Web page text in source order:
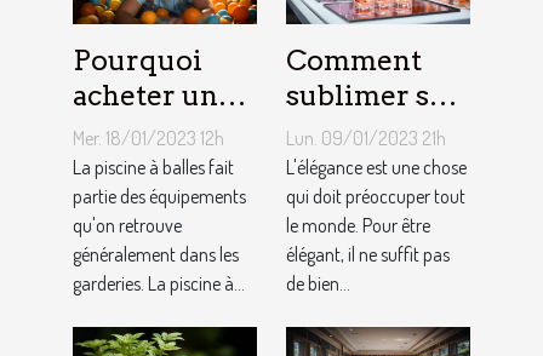
Pourquoi
acheter une
piscine à
balles à son
bébé ?
Mer. 18/01/2023 12h
La piscine à balles fait
partie des équipements
qu'on retrouve
généralement dans les
garderies. La piscine à...
Comment
sublimer ses
ongles ?
Lun. 09/01/2023 21h
L'élégance est une chose
qui doit préoccuper tout
le monde. Pour être
élégant, il ne suffit pas
de bien...